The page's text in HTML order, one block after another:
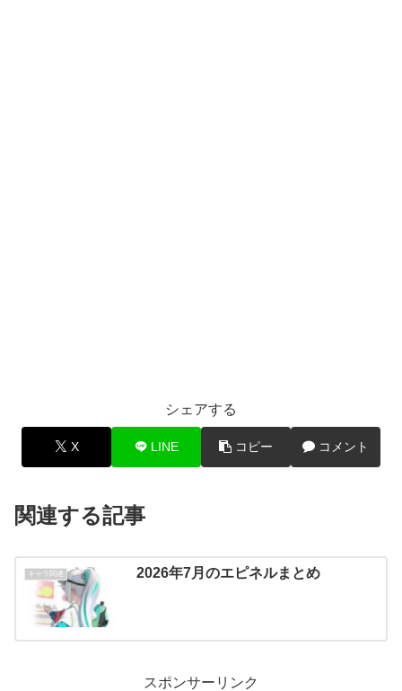
シェアする
X LINE コピー コメント
関連する記事
キャラ関連 2026年7月のエピネルまとめ
スポンサーリンク